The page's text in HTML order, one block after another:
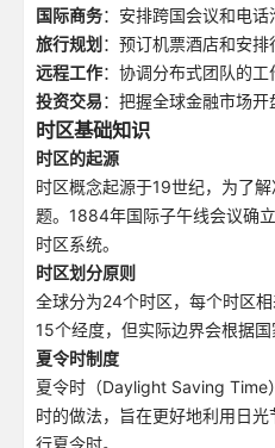
国际商务：安排跨国会议和电话
旅行规划 ：预订机票酒店和安排
远程工作：协调分布式团队的工
投资交易：把握全球金融市场开
时区基础知识
时区的起源
时区概念起源于19世纪，为了
题。1884年国际子午线会议确
时区系统。
时区划分原则
全球分为24个时区，每个时区
15个经度，但实际边界会根据国
夏令时制度
夏令时（Daylight Saving Time
时的做法，旨在更好地利用日
行夏令时。